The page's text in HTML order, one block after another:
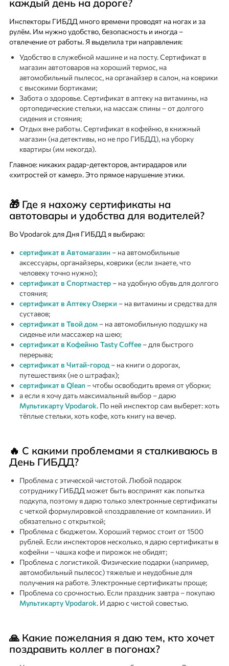
каждый день на дороге?
Инспекторы ГИБДД много времени проводят на ногах и за
рулём. Им нужно удобство, безопасность и иногда –
отвлечение от работы. Я выделила три направления:
Удобство в служебной машине и на посту. Сертификат в
магазин автотоваров на хороший термос, на
автомобильный пылесос, на органайзер в салон, на коврики
с высокими бортиками;
Забота о здоровье. Сертификат в аптеку на витамины, на
ортопедические стельки, на массаж спины – от долгого
сидения и стояния;
Отдых вне работы. Сертификат в кофейню, в книжный
магазин (на детективы, но не про ГИБДД), на уборку
квартиры (им некогда).
Главное: никаких радар-детекторов, антирадаров или
«хитростей от камер». Это прямое нарушение этики.
🎁 Где я нахожу сертификаты на
автотовары и удобства для водителей?
Во Vpodarok для Дня ГИБДД я выбираю:
сертификат в Автомагазин – на автомобильные
аксессуары, органайзеры, коврики (если знаете, что
человеку точно нужно);
сертификат в Спортмастер – на удобную обувь для долгого
стояния;
сертификат в Аптеку Озерки – на витамины и средства для
суставов;
сертификат в Твой дом – на автомобильную подушку на
сиденье или массажер на шею;
сертификат в Кофейню Tasty Coffee – для быстрого
перерыва;
сертификат в Читай-город – на книги о дорогах,
путешествиях (не о штрафах);
сертификат в Qlean – чтобы освободить время от уборки;
а если я хочу дать максимальный выбор – дарю
Мультикарту Vpodarok. По ней инспектор сам выберет: хоть
тёплые стельки, хоть кофе, хоть книгу на вечер.
🔥 С какими проблемами я сталкиваюсь в
День ГИБДД?
Проблема с этической чистотой. Любой подарок
сотруднику ГИБДД может быть воспринят как попытка
подкупа, поэтому я дарю только электронные сертификаты
с четкой формулировкой «поздравление от компании». И
обязательно с открыткой;
Проблема с бюджетом. Хороший термос стоит от 1500
рублей. Если инспекторов несколько, я дарю сертификаты в
кофейни – чашка кофе и пирожок не обидят;
Проблема с логистикой. Физические подарки (например,
автомобильный пылесос) тяжелые и неудобные для
получения на работе. Электронные сертификаты проще;
Проблема со срочностью. Если праздник завтра – покупаю
Мультикарту Vpodarok. И дарю с чистой совестью.
🙏 Какие пожелания я даю тем, кто хочет
поздравить коллег в погонах?